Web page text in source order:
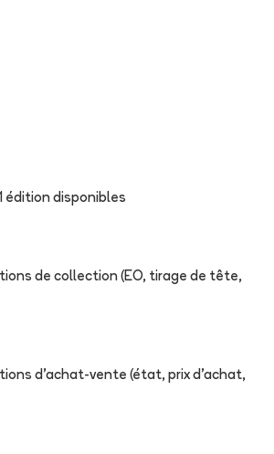
1 édition disponibles
de collection (EO, tirage de tête,
d'achat-vente (état, prix d'achat,